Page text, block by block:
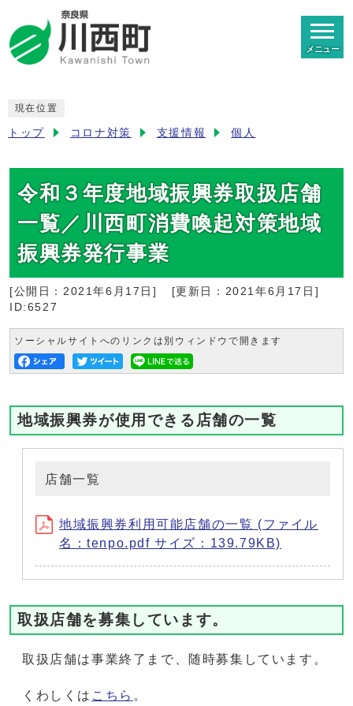
メニュー
現在位置
トップ コロナ対策 支援情報 個人
令和３年度地域振興券取扱店舗
一覧／川西町消費喚起対策地域
振興券発行事業
[公開日： 2021年6月17日 ] [更新日： 2021年6月17日 ]
ID:6527
ソーシャルサイトへのリンクは別ウィンドウで開きます
地域振興券が使用できる店舗の一覧
店舗一覧
地域振興券利用可能店舗の一覧 (ファイル
名：tenpo.pdf サイズ：139.79KB)
取扱店舗を募集しています。
取扱店舗は事業終了まで、随時募集しています。
くわしくは こちら 。